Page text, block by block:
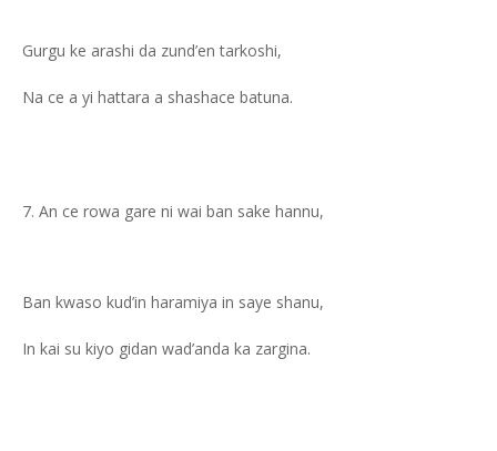
Gurgu ke arashi da zund’en tarkoshi,
Na ce a yi hattara a shashace batuna.
An ce rowa gare ni wai ban sake hannu,
Ban kwaso kud’in haramiya in saye shanu,
In kai su kiyo gidan wad’anda ka zargina.